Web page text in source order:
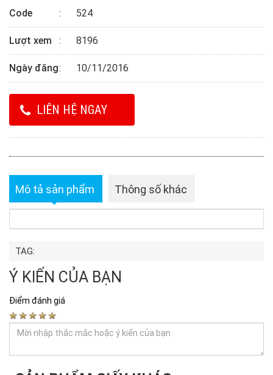
Code 524
Lượt xem 8196
Ngày đăng 10/11/2016
LIÊN HỆ NGAY
Mô tả sản phẩm Thông số khác
TAG:
Ý KIẾN CỦA BẠN
Điểm đánh giá